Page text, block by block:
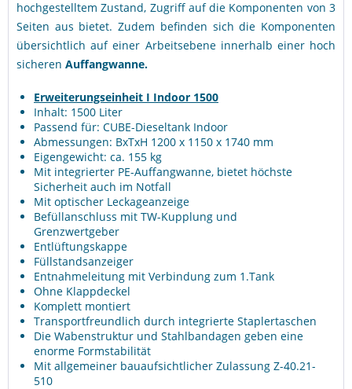
hochgestelltem Zustand, Zugriff auf die Komponenten von 3
Seiten aus bietet. Zudem befinden sich die Komponenten
übersichtlich auf einer Arbeitsebene innerhalb einer hoch
sicheren Auffangwanne.
Erweiterungseinheit I Indoor 1500
Inhalt: 1500 Liter
Passend für: CUBE-Dieseltank Indoor
Abmessungen: BxTxH 1200 x 1150 x 1740 mm
Eigengewicht: ca. 155 kg
Mit integrierter PE-Auffangwanne, bietet höchste
Sicherheit auch im Notfall
Mit optischer Leckageanzeige
Befüllanschluss mit TW-Kupplung und
Grenzwertgeber
Entlüftungskappe
Füllstandsanzeiger
Entnahmeleitung mit Verbindung zum 1.Tank
Ohne Klappdeckel
Komplett montiert
Transportfreundlich durch integrierte Staplertaschen
Die Wabenstruktur und Stahlbandagen geben eine
enorme Formstabilität
Mit allgemeiner bauaufsichtlicher Zulassung Z-40.21-
510